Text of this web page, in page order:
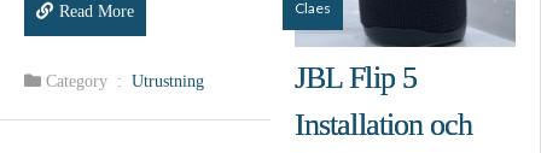
Read More
Category : Utrustning
Claes
JBL Flip 5
Installation och